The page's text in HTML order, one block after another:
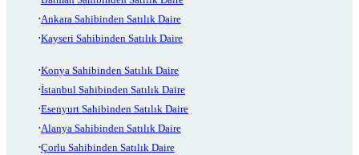
Ankara Sahibinden Satılık Daire
Kayseri Sahibinden Satılık Daire
Konya Sahibinden Satılık Daire
İstanbul Sahibinden Satılık Daire
Esenyurt Sahibinden Satılık Daire
Alanya Sahibinden Satılık Daire
Çorlu Sahibinden Satılık Daire